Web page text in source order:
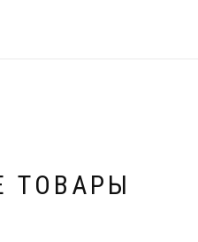
ТОВАРЫ